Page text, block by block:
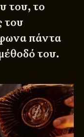
του, το
του
πάντα
του.